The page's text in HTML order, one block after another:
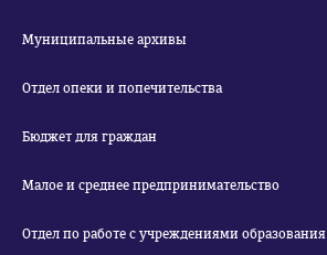
Муниципальные архивы
Отдел опеки и попечительства
Бюджет для граждан
Малое и среднее предпринимательство
Отдел по работе с учреждениями образования